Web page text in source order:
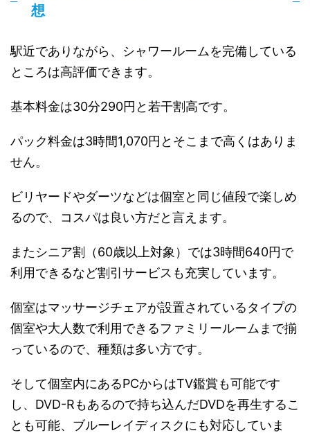
想
駅近でありながら、シャワールームを完備している
ところは高評価できます。
基本料金は30分290円と若干割高です。
パック料金は3時間1,070円とそこまで高くはありま
せん。
ビリヤードやダーツなどは個室と同じ値段で楽しめ
るので、コスパは良い方だと言えます。
またシニア割（60歳以上対象）では3時間640円で
利用できるなど割引サービスも充実しています。
個室はマッサージチェアが設置されているタイプの
個室や大人数で利用できるファミリールームまで揃
っているので、種類は多い方です。
そして個室内にあるPCからはTV鑑賞も可能です
し、DVD-Rもあるので持ち込んだDVDを再生するこ
とも可能、ブルーレイディスクにも対応していま